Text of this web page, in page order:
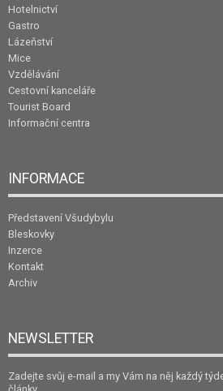
Hotelnictví
Gastro
Lázeňství
Mice
Vzdělávání
Cestovní kanceláře
Tourist Board
Informační centra
INFORMACE
Představení Všudybylu
Bleskovky
Inzerce
Kontakt
Archiv
NEWSLETTER
Zadejte svůj e-mail a my Vám na něj každý